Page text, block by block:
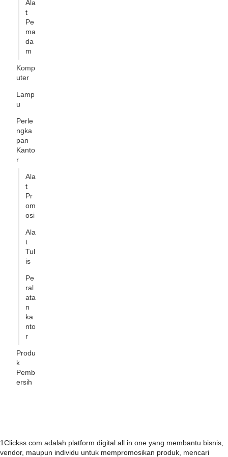
Ala
t
Pe
ma
da
m
Komp
uter
Lamp
u
Perle
ngka
pan
Kanto
r
Ala
t
Pr
om
osi
Ala
t
Tul
is
Pe
ral
ata
n
ka
nto
r
Produ
k
Pemb
ersih
1Clickss.com adalah platform digital all in one yang membantu bisnis,
vendor, maupun individu untuk mempromosikan produk, mencari